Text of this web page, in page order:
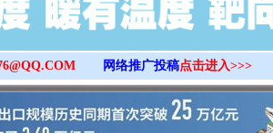
网络推广投稿点击进入>>>